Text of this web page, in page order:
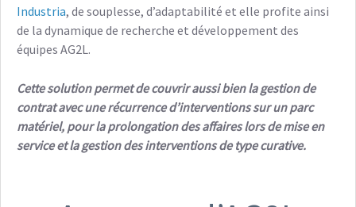
Industria, de souplesse, d’adaptabilité et elle profite ainsi
de la dynamique de recherche et développement des
équipes AG2L.
Cette solution permet de couvrir aussi bien la gestion de
contrat avec une récurrence d’interventions sur un parc
matériel, pour la prolongation des affaires lors de mise en
service et la gestion des interventions de type curative.